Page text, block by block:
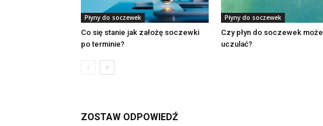
Płyny do soczewek
Co się stanie jak założę soczewki
po terminie?
Płyny do soczewek
Czy płyn do soczewek może
uczulać?
ZOSTAW ODPOWIEDŹ